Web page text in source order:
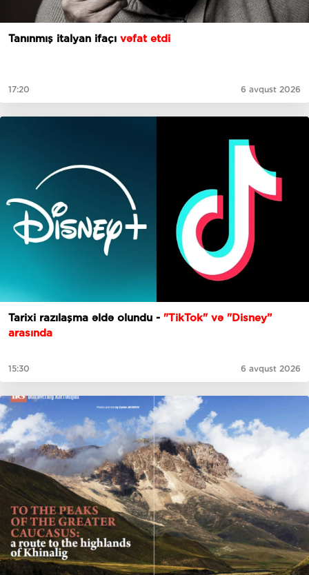
Tanınmış italyan ifaçı vəfat etdi
17:20 6 avqust 2026
Tarixi razılaşma əldə olundu - "TikTok" və "Disney”
arasında
15:30 6 avqust 2026